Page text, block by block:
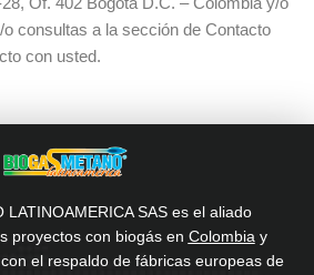
consultas a la sección de Contacto
con usted.
LATINOAMERICA SAS es el aliado
proyectos con biogás en Colombia y
con el respaldo de fábricas europeas de